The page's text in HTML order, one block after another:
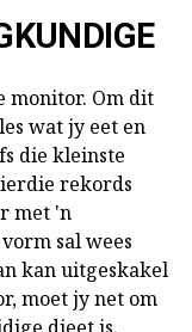
monitor. Om dit
wat jy eet en
die kleinste
rekords
met 'n
sal wees
kan uitgeskakel
moet jy net om